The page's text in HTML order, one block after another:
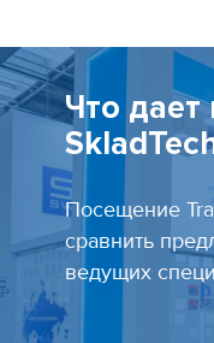
Что дает
Посещение
сравнить
ведущих